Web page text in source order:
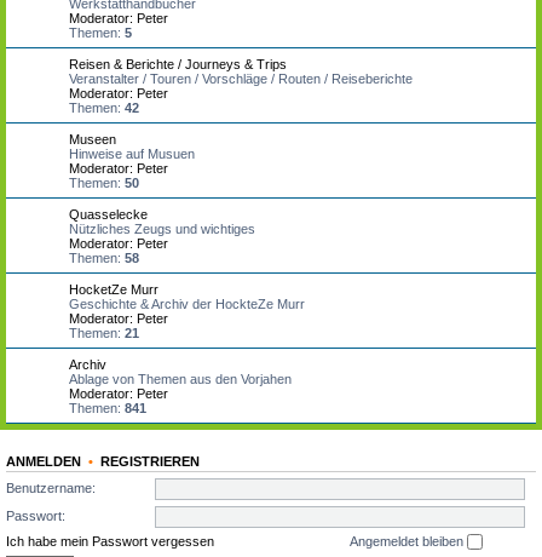
Werkstatthandbücher
Moderator: Peter
Themen: 5
Reisen & Berichte / Journeys & Trips
Veranstalter / Touren / Vorschläge / Routen / Reiseberichte
Moderator: Peter
Themen: 42
Museen
Hinweise auf Musuen
Moderator: Peter
Themen: 50
Quasselecke
Nützliches Zeugs und wichtiges
Moderator: Peter
Themen: 58
HocketZe Murr
Geschichte & Archiv der HockteZe Murr
Moderator: Peter
Themen: 21
Archiv
Ablage von Themen aus den Vorjahen
Moderator: Peter
Themen: 841
ANMELDEN • REGISTRIEREN
Benutzername:
Passwort:
Ich habe mein Passwort vergessen
Angemeldet bleiben